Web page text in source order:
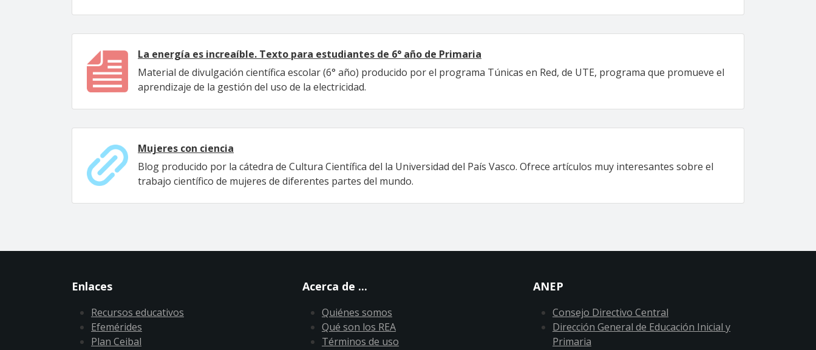
La energía es increaíble. Texto para estudiantes de 6° año de Primaria
Material de divulgación científica escolar (6° año) producido por el programa Túnicas en Red, de UTE, programa que promueve el
aprendizaje de la gestión del uso de la electricidad.
Mujeres con ciencia
Blog producido por la cátedra de Cultura Científica del la Universidad del País Vasco. Ofrece artículos muy interesantes sobre el
trabajo científico de mujeres de diferentes partes del mundo.
Enlaces
Recursos educativos
Efemérides
Plan Ceibal
Acerca de ...
Quiénes somos
Qué son los REA
Términos de uso
ANEP
Consejo Directivo Central
Dirección General de Educación Inicial y
Primaria